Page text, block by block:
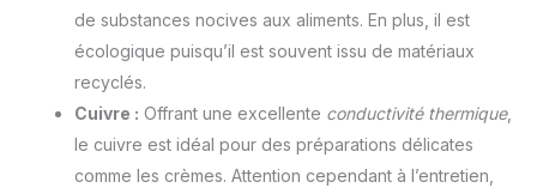
de substances nocives aux aliments. En plus, il est
écologique puisqu’il est souvent issu de matériaux
recyclés.
Cuivre : Offrant une excellente conductivité thermique,
le cuivre est idéal pour des préparations délicates
comme les crèmes. Attention cependant à l’entretien,